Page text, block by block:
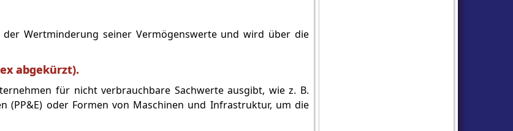
Wertminderung seiner Vermögenswerte und wird über die
abgekürzt).
für nicht verbrauchbare Sachwerte ausgibt, wie z. B.
(PP&E) oder Formen von Maschinen und Infrastruktur, um die